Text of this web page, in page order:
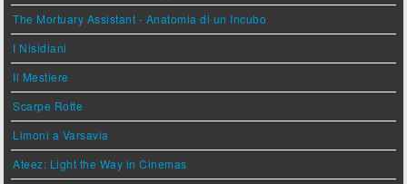
The Mortuary Assistant - Anatomia di un Incubo
I Nisidiani
Il Mestiere
Scarpe Rotte
Limoni a Varsavia
Ateez: Light the Way in Cinemas